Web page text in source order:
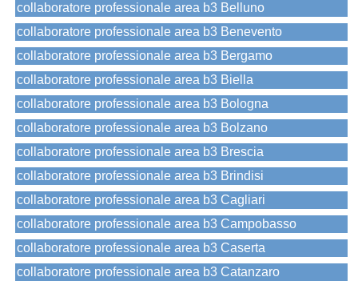
collaboratore professionale area b3 Belluno
collaboratore professionale area b3 Benevento
collaboratore professionale area b3 Bergamo
collaboratore professionale area b3 Biella
collaboratore professionale area b3 Bologna
collaboratore professionale area b3 Bolzano
collaboratore professionale area b3 Brescia
collaboratore professionale area b3 Brindisi
collaboratore professionale area b3 Cagliari
collaboratore professionale area b3 Campobasso
collaboratore professionale area b3 Caserta
collaboratore professionale area b3 Catanzaro